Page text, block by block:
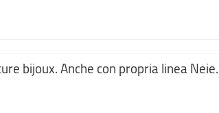
bijoux. Anche con propria linea Neie.